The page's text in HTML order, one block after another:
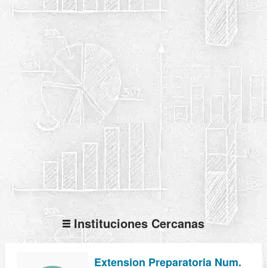
Instituciones Cercanas
Extension Preparatoria Num.